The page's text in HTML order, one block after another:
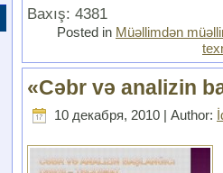
Baxış: 4381
Posted in Müəllimdən
«Cəbr və analizin
10 декабря, 2010 | Author: